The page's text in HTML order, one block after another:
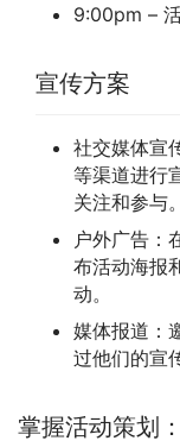
9:00pm –
宣传方案
社交媒体宣
等渠道进行
关注和参与。
户外广告：
布活动海报
动。
媒体报道：
过他们的宣
掌握活动策划